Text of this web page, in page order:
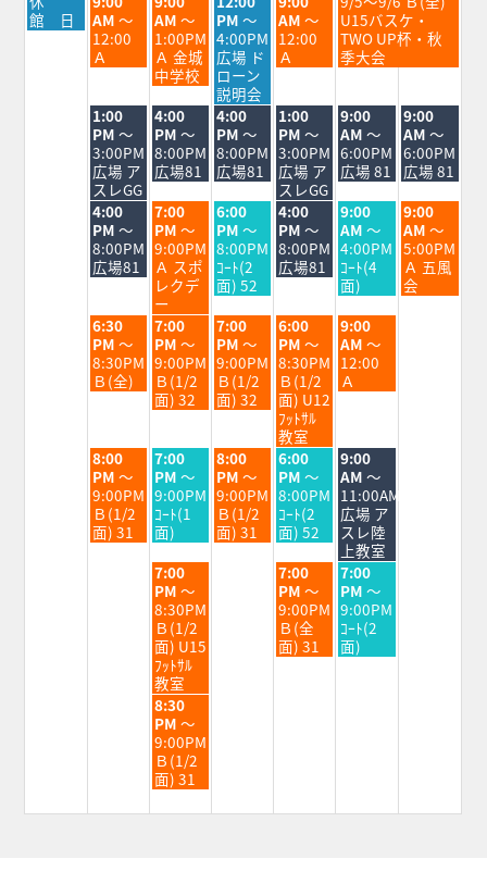
曜
日,
館 日
曜
日,
9
月
2026
AM ～
12:00
Ａ
曜
日,
9
月
2nd
2026
AM ～
1:00PM
Ａ 金城
中学校
曜
日,
9
月
3rd
2026
PM ～
4:00PM
広場 ド
ローン
説明会
曜
日,
9
月
2026
AM ～
12:00
Ａ
曜
日,
9
月
2026
U15バスケ・
TWO UP杯・秋
季大会
火
曜
日,
9
月
1st
2026
1:00
PM ～
3:00PM
広場 ア
スレGG
水
曜
日,
9
月
2nd
2026
4:00
PM ～
8:00PM
広場81
木
曜
日,
9
月
3rd
2026
4:00
PM ～
8:00PM
広場81
金
曜
日,
9
月
4th
2026
1:00
PM ～
3:00PM
広場 ア
スレGG
土
曜
日,
9
月
5th
2026
9:00
AM ～
6:00PM
広場 81
日
曜
日,
9
月
6th
2026
9:00
AM ～
6:00PM
広場 81
火
曜
日,
9
月
2026
4:00
PM ～
8:00PM
広場81
水
曜
日,
9
月
2nd
2026
7:00
PM ～
9:00PM
Ａ スポ
レクデ
ー
木
曜
日,
9
月
3rd
2026
6:00
PM ～
8:00PM
ｺｰﾄ(2
面) 52
金
曜
日,
9
月
2026
4:00
PM ～
8:00PM
広場81
土
曜
日,
9
月
5th
2026
9:00
AM ～
4:00PM
ｺｰﾄ(4
面)
日
曜
日,
9
月
6th
9:00
AM ～
5:00PM
Ａ 五風
会
火
曜
日,
9
月
6:30
PM ～
8:30PM
Ｂ(全)
水
曜
日,
9
月
2nd
7:00
PM ～
9:00PM
Ｂ(1/2
面) 32
木
曜
日,
9
月
3rd
7:00
PM ～
9:00PM
Ｂ(1/2
面) 32
金
曜
日,
9
月
4th
2026
6:00
PM ～
8:30PM
Ｂ(1/2
面) U12
ﾌｯﾄｻﾙ
教室
土
曜
日,
9
月
9:00
AM ～
12:00
Ａ
火
曜
日,
9
月
1st
8:00
PM ～
9:00PM
Ｂ(1/2
面) 31
水
曜
日,
9
月
2nd
2026
7:00
PM ～
9:00PM
ｺｰﾄ(1
面)
木
曜
日,
9
月
3rd
8:00
PM ～
9:00PM
Ｂ(1/2
面) 31
金
曜
日,
9
月
4th
2026
6:00
PM ～
8:00PM
ｺｰﾄ(2
面) 52
土
曜
日,
9
月
5th
2026
9:00
AM ～
11:00AM
広場 ア
スレ陸
上教室
水
曜
日,
9
月
2nd
2026
7:00
PM ～
8:30PM
Ｂ(1/2
面) U15
ﾌｯﾄｻﾙ
教室
金
曜
日,
9
月
4th
7:00
PM ～
9:00PM
Ｂ(全
面) 31
土
曜
日,
9
月
5th
7:00
PM ～
9:00PM
ｺｰﾄ(2
面)
水
曜
日,
9
月
2nd
2026
8:30
PM ～
9:00PM
Ｂ(1/2
面) 31